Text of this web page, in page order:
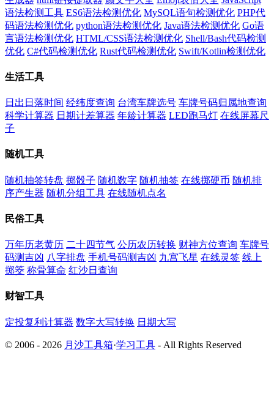
语法检测工具 ES6语法检测优化 MySQL语句检测优化 PHP代
码语法检测优化 python语法检测优化 Java语法检测优化 Go语
言语法检测优化 HTML/CSS语法检测优化 Shell/Bash代码检测
优化 C#代码检测优化 Rust代码检测优化 Swift/Kotlin检测优化
生活工具
日出日落时间 经纬度查询 台湾车牌选号 车牌号码归属地查询
科学计算器 日期计差算器 年龄计算器 LED跑马灯 在线屏幕尺
子
随机工具
随机抽签转盘 掷骰子 随机数字 随机抽签 在线掷硬币 随机排
序产生器 随机分组工具 在线随机点名
民俗工具
万年历老黄历 二十四节气 公历农历转换 财神方位查询 车牌号
码测吉凶 八字排盘 手机号码测吉凶 九宫飞星 在线灵签 线上
掷筊 称骨算命 红沙日查询
财智工具
定投复利计算器 数字大写转换 日期大写
© 2006 - 2026 月沙工具箱·学习工具 - All Rights Reserved